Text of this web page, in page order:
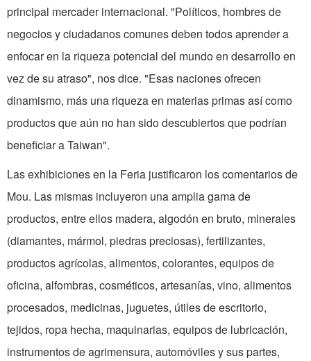
principal mercader internacional. "Políticos, hombres de
negocios y ciudadanos comunes deben todos aprender a
enfocar en la riqueza potencial del mundo en desarrollo en
vez de su atraso", nos dice. "Esas naciones ofrecen
dinamismo, más una riqueza en materias primas así como
productos que aún no han sido descubiertos que podrían
beneficiar a Taiwan".
Las exhibiciones en la Feria justificaron los comentarios de
Mou. Las mismas incluyeron una amplia gama de
productos, entre ellos madera, algodón en bruto, minerales
(diamantes, mármol, piedras preciosas), fertilizantes,
productos agrícolas, alimentos, colorantes, equipos de
oficina, alfombras, cosméticos, artesanías, vino, alimentos
procesados, medicinas, juguetes, útiles de escritorio,
tejidos, ropa hecha, maquinarias, equipos de lubricación,
instrumentos de agrimensura, automóviles y sus partes,